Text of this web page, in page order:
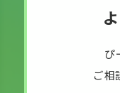
ぴ
ご相